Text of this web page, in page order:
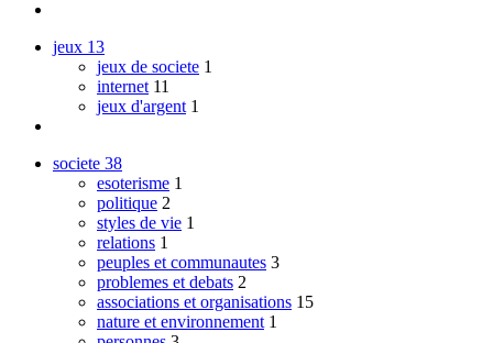
jeux 13
jeux de societe 1
internet 11
jeux d'argent 1
societe 38
esoterisme 1
politique 2
styles de vie 1
relations 1
peuples et communautes 3
problemes et debats 2
associations et organisations 15
nature et environnement 1